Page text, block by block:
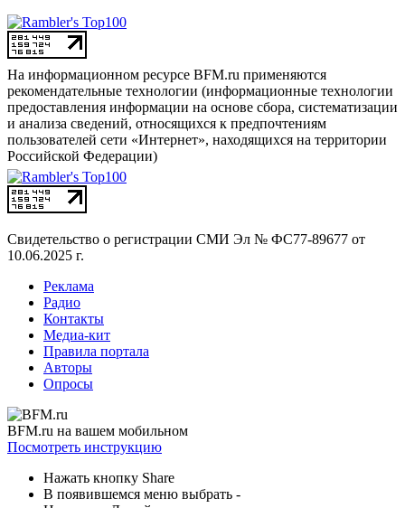
На информационном ресурсе BFM.ru применяются
рекомендательные технологии (информационные технологии
предоставления информации на основе сбора, систематизации
и анализа сведений, относящихся к предпочтениям
пользователей сети «Интернет», находящихся на территории
Российской Федерации)
Свидетельство о регистрации СМИ Эл № ФС77-89677 от
10.06.2025 г.
Реклама
Радио
Контакты
Медиа-кит
Правила портала
Авторы
Опросы
BFM.ru на вашем мобильном
Посмотреть инструкцию
Нажать кнопку Share
В появившемся меню выбрать -